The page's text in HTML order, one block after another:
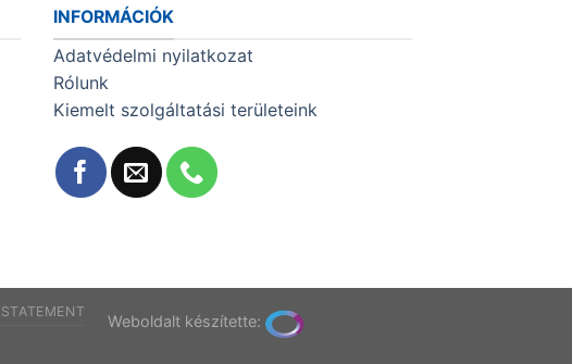
INFORMÁCIÓK
Adatvédelmi nyilatkozat
Rólunk
Kiemelt szolgáltatási területeink
Weboldalt készítette: